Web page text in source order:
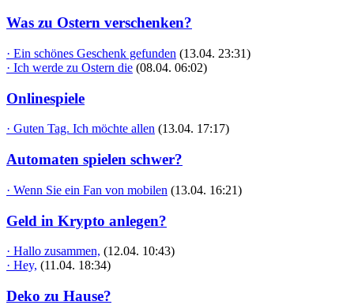
Was zu Ostern verschenken?
· Ein schönes Geschenk gefunden (13.04. 23:31)
· Ich werde zu Ostern die (08.04. 06:02)
Onlinespiele
· Guten Tag. Ich möchte allen (13.04. 17:17)
Automaten spielen schwer?
· Wenn Sie ein Fan von mobilen (13.04. 16:21)
Geld in Krypto anlegen?
· Hallo zusammen, (12.04. 10:43)
· Hey, (11.04. 18:34)
Deko zu Hause?